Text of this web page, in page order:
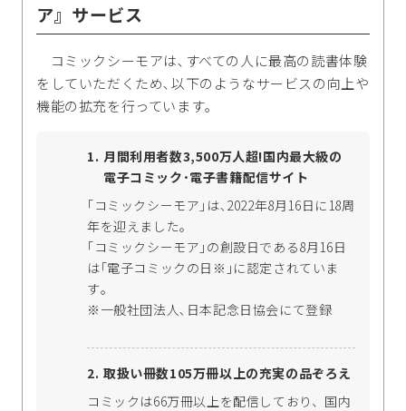
ア』サービス
コミックシーモアは､すべての人に最高の読書体験
をしていただくため､以下のようなサービスの向上や
機能の拡充を行っています｡
月間利用者数3,500万人超!国内最大級の
電子コミック･電子書籍配信サイト
｢コミックシーモア｣は､2022年8月16日に18周
年を迎えました。
｢コミックシーモア｣の創設日である8月16日
は｢電子コミックの日※｣に認定されていま
す｡
※一般社団法人､日本記念日協会にて登録
取扱い冊数105万冊以上の充実の品ぞろえ
コミックは66万冊以上を配信しており、国内